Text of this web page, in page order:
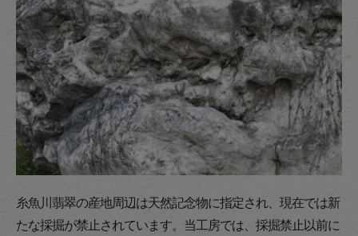
糸魚川翡翠の産地周辺は天然記念物に指定され、現在では新
たな採掘が禁止されています。当工房では、採掘禁止以前に